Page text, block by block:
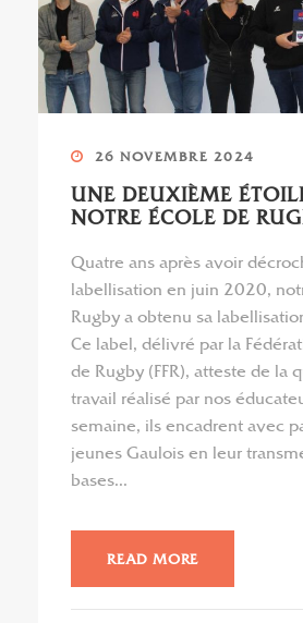
26 NOVEMBRE 2024
UNE DEUXIÈME
NOTRE ÉCOLE DE
Quatre ans après avoir
labellisation en juin 2020,
Rugby a obtenu sa
Ce label, délivré par la
de Rugby (FFR), atteste de la
travail réalisé par nos
semaine, ils encadrent avec
jeunes Gaulois en leur
bases...
READ MORE